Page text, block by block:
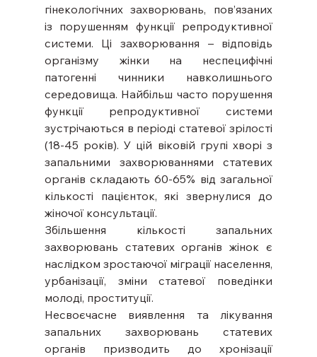
гінекологічних захворювань, пов’язаних
із порушенням функції репродуктивної
системи. Ці захворювання – відповідь
організму жінки на неспецифічні
патогенні чинники навколишнього
середовища. Найбільш часто порушення
функції репродуктивної системи
зустрічаються в періоді статевої зрілості
(18-45 років). У цій віковій групі хворі з
запальними захворюваннями статевих
органів складають 60-65% від загальної
кількості пацієнток, які звернулися до
жіночої консультації.
Збільшення кількості запальних
захворювань статевих органів жінок є
наслідком зростаючої міграції населення,
урбанізації, зміни статевої поведінки
молоді, проституції.
Несвоєчасне виявлення та лікування
запальних захворювань статевих
органів призводить до хронізації